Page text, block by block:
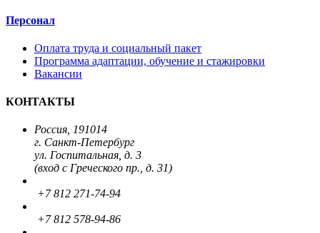
Персонал
Оплата труда и социальный пакет
Программа адаптации, обучение и стажировки
Вакансии
КОНТАКТЫ
Россия, 191014
г. Санкт-Петербург
ул. Госпитальная, д. 3
(вход с Греческого пр., д. 31)
+7 812 271-74-94
+7 812 578-94-86